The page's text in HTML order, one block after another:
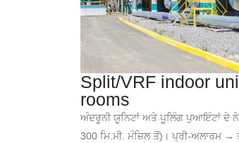
Split/VRF indoor
rooms
ਅੰਦਰੂਨੀ ਯੂਨਿਟਾਂ ਅਤੇ ਪੂਲਿੰਗ ਪੁਆਇੰਟਾਂ ਦੇ
300 ਮਿ.ਮੀ. ਮੰਜ਼ਿਲ ਤੋਂ)। ਪ੍ਰੀ-ਅਲਾਰਮ →